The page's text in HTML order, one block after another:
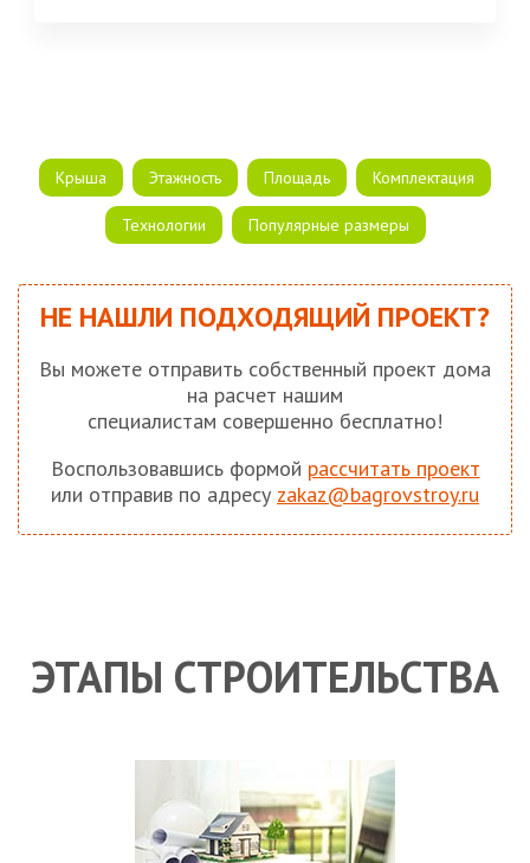
Крыша Этажность Площадь Комплектация
Технологии Популярные размеры
НЕ НАШЛИ ПОДХОДЯЩИЙ ПРОЕКТ?
Вы можете отправить собственный проект дома
на расчет нашим
специалистам совершенно бесплатно!
Воспользовавшись формой рассчитать проект
или отправив по адресу zakaz@bagrovstroy.ru
ЭТАПЫ СТРОИТЕЛЬСТВА